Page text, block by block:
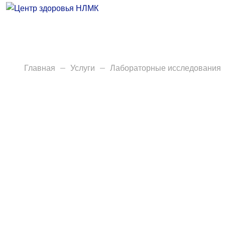
Анализы
Главная Услуги Лабораторные исследования